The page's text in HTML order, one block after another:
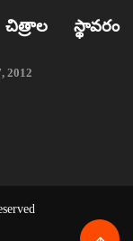
స్థావరం
2012